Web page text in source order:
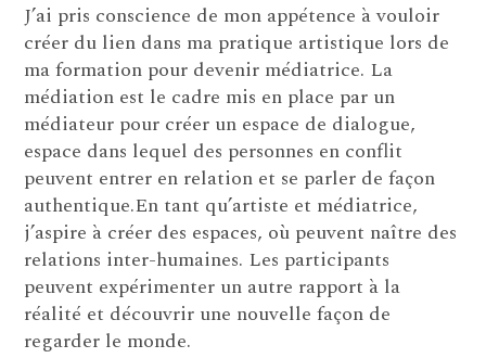
J’ai pris conscience de mon appétence à vouloir
créer du lien dans ma pratique artistique lors de
ma formation pour devenir médiatrice. La
médiation est le cadre mis en place par un
médiateur pour créer un espace de dialogue,
espace dans lequel des personnes en conflit
peuvent entrer en relation et se parler de façon
authentique.En tant qu’artiste et médiatrice,
j’aspire à créer des espaces, où peuvent naître des
relations inter-humaines. Les participants
peuvent expérimenter un autre rapport à la
réalité et découvrir une nouvelle façon de
regarder le monde.